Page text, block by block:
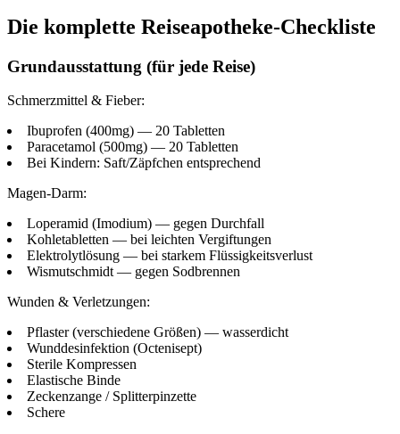
Die komplette Reiseapotheke-Checkliste
Grundausstattung (für jede Reise)
Schmerzmittel & Fieber:
Ibuprofen (400mg) — 20 Tabletten
Paracetamol (500mg) — 20 Tabletten
Bei Kindern: Saft/Zäpfchen entsprechend
Magen-Darm:
Loperamid (Imodium) — gegen Durchfall
Kohletabletten — bei leichten Vergiftungen
Elektrolytlösung — bei starkem Flüssigkeitsverlust
Wismutschmidt — gegen Sodbrennen
Wunden & Verletzungen:
Pflaster (verschiedene Größen) — wasserdicht
Wunddesinfektion (Octenisept)
Sterile Kompressen
Elastische Binde
Zeckenzange / Splitterpinzette
Schere